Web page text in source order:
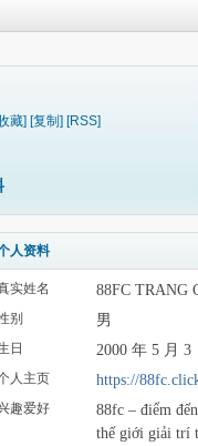
藏] [复制] [RSS]
人资料
实姓名 88FC TRANG
别 男
日 2000 年 5 月 3
人主页 https://
趣爱好
88fc – điểm
thế giới giải trí